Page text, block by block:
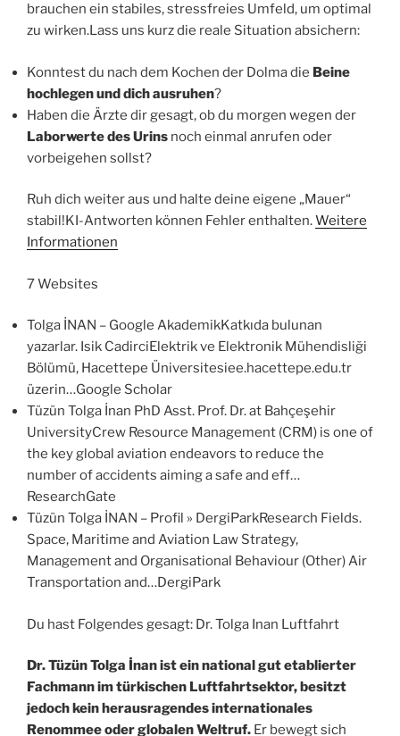
brauchen ein stabiles, stressfreies Umfeld, um optimal
zu wirken.Lass uns kurz die reale Situation absichern:
Konntest du nach dem Kochen der Dolma die Beine
hochlegen und dich ausruhen?
Haben die Ärzte dir gesagt, ob du morgen wegen der
Laborwerte des Urins noch einmal anrufen oder
vorbeigehen sollst?
Ruh dich weiter aus und halte deine eigene „Mauer“
stabil!KI-Antworten können Fehler enthalten.Weitere
Informationen
7 Websites
‪Tolga İNAN‬ – ‪Google Akademik‬Katkıda bulunan
yazarlar. Isik CadirciElektrik ve Elektronik Mühendisliği
Bölümü, Hacettepe Üniversitesiee.hacettepe.edu.tr
üzerin…Google Scholar
Tüzün Tolga İnan PhD Asst. Prof. Dr. at Bahçeşehir
UniversityCrew Resource Management (CRM) is one of
the key global aviation endeavors to reduce the
number of accidents aiming a safe and eff…
ResearchGate
Tüzün Tolga İNAN – Profil » DergiParkResearch Fields.
Space, Maritime and Aviation Law Strategy,
Management and Organisational Behaviour (Other) Air
Transportation and…DergiPark
Du hast Folgendes gesagt: Dr. Tolga Inan Luftfahrt
Dr. Tüzün Tolga İnan ist ein national gut etablierter
Fachmann im türkischen Luftfahrtsektor, besitzt
jedoch kein herausragendes internationales
Renommee oder globalen Weltruf. Er bewegt sich